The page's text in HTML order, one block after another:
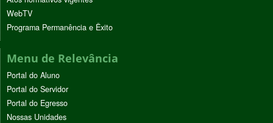
WebTV
Programa Permanência e Êxito
Menu de Relevância
Portal do Aluno
Portal do Servidor
Portal do Egresso
Nossas Unidades